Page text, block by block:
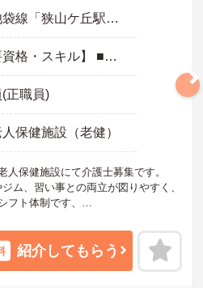
西武池袋線「狭山ケ丘駅」徒歩26分
【必要資格・スキル】 ■介護職員初任者研修（ヘルパー2級）以上、介護福祉士いずれかの資格をお持ちの方
正職員)
保健施設（老健）
保健施設にて介護士募集です。
ム、習い事との両立が図りやすく、
フト体制です、
ください。
紹介してもらう